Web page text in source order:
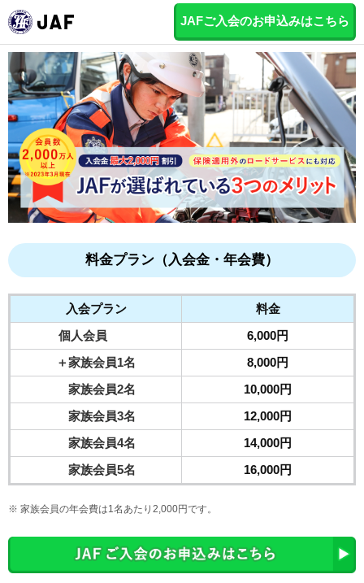
JAFご入会のお申込みはこちら
料金プラン（入会金・年会費）
入会プラン
料金
個人会員
6,000円
＋家族会員1名
8,000円
家族会員2名
10,000円
家族会員3名
12,000円
家族会員4名
14,000円
家族会員5名
16,000円
家族会員の年会費は1名あたり2,000円です。